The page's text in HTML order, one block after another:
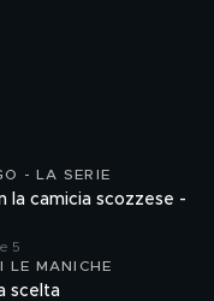
- LA SERIE
la camicia scozzese -
5
LE MANICHE
scelta